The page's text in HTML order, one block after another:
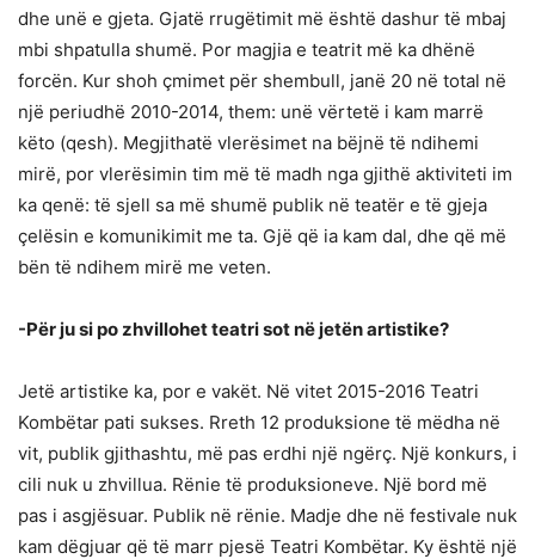
dhe unë e gjeta. Gjatë rrugëtimit më është dashur të mbaj
mbi shpatulla shumë. Por magjia e teatrit më ka dhënë
forcën. Kur shoh çmimet për shembull, janë 20 në total në
një periudhë 2010-2014, them: unë vërtetë i kam marrë
këto (qesh). Megjithatë vlerësimet na bëjnë të ndihemi
mirë, por vlerësimin tim më të madh nga gjithë aktiviteti im
ka qenë: të sjell sa më shumë publik në teatër e të gjeja
çelësin e komunikimit me ta. Gjë që ia kam dal, dhe që më
bën të ndihem mirë me veten.
-Për ju si po zhvillohet teatri sot në jetën artistike?
Jetë artistike ka, por e vakët. Në vitet 2015-2016 Teatri
Kombëtar pati sukses. Rreth 12 produksione të mëdha në
vit, publik gjithashtu, më pas erdhi një ngërç. Një konkurs, i
cili nuk u zhvillua. Rënie të produksioneve. Një bord më
pas i asgjësuar. Publik në rënie. Madje dhe në festivale nuk
kam dëgjuar që të marr pjesë Teatri Kombëtar. Ky është një